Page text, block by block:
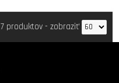
7 produktov- zobraziť